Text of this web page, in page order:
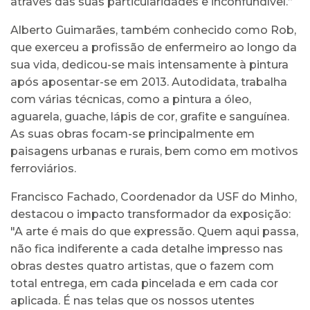
Alberto Guimarães, também conhecido como Rob,
que exerceu a profissão de enfermeiro ao longo da
sua vida, dedicou-se mais intensamente à pintura
após aposentar-se em 2013. Autodidata, trabalha
com várias técnicas, como a pintura a óleo,
aguarela, guache, lápis de cor, grafite e sanguínea.
As suas obras focam-se principalmente em
paisagens urbanas e rurais, bem como em motivos
ferroviários.
Francisco Fachado, Coordenador da USF do Minho,
destacou o impacto transformador da exposição:
"A arte é mais do que expressão. Quem aqui passa,
não fica indiferente a cada detalhe impresso nas
obras destes quatro artistas, que o fazem com
total entrega, em cada pincelada e em cada cor
aplicada. É nas telas que os nossos utentes